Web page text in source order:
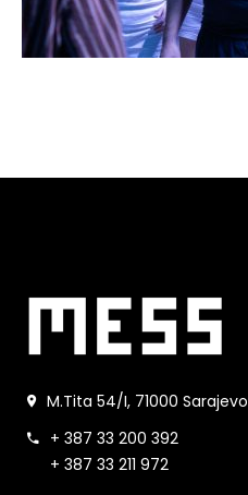
M.Tita 54/I, 71000 Sarajevo
+ 387 33 200 392
+ 387 33 211 972